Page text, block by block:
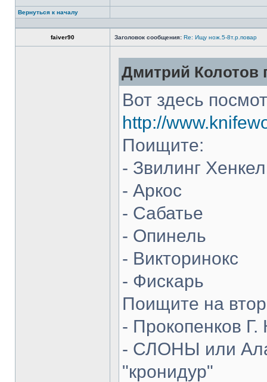
Вернуться к началу
faiver90 Заголовок сообщения: Re: Ищу нож.5-8т.р.повар
Дмитрий Колотов
Вот здесь
http://
Поищите:
- Звилинг
- Аркос
- Сабатье
- Опинель
- Викторинокс
- Фискарь
Поищите на
- Прокопенков Г.
- СЛОНЫ или
"кронидур"